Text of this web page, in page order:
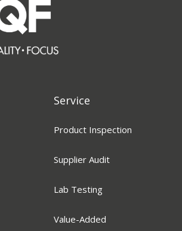
Service
Product Inspection
Supplier Audit
Lab Testing
Value-Added